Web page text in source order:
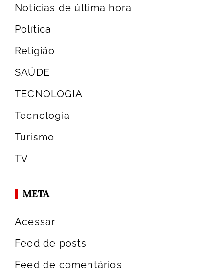
Noticias de última hora
Política
Religião
SAÚDE
TECNOLOGIA
Tecnologia
Turismo
TV
META
Acessar
Feed de posts
Feed de comentários